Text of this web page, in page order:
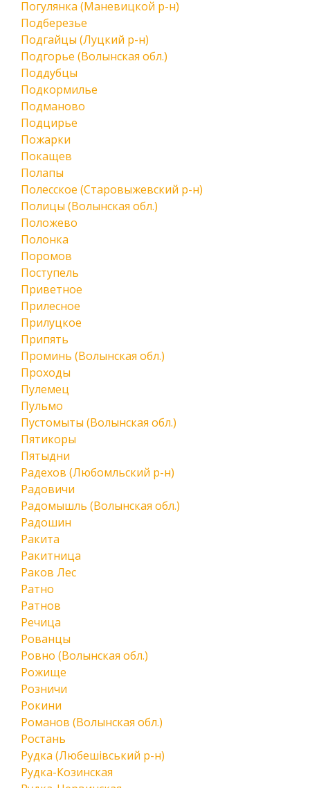
Погулянка (Маневицкой р-н)
Подберезье
Подгайцы (Луцкий р-н)
Подгорье (Волынская обл.)
Поддубцы
Подкормилье
Подманово
Подцирье
Пожарки
Покащев
Полапы
Полесское (Старовыжевский р-н)
Полицы (Волынская обл.)
Положево
Полонка
Поромов
Поступель
Приветное
Прилесное
Прилуцкое
Припять
Проминь (Волынская обл.)
Проходы
Пулемец
Пульмо
Пустомыты (Волынская обл.)
Пятикоры
Пятыдни
Радехов (Любомльский р-н)
Радовичи
Радомышль (Волынская обл.)
Радошин
Ракита
Ракитница
Раков Лес
Ратно
Ратнов
Речица
Рованцы
Ровно (Волынская обл.)
Рожище
Розничи
Рокини
Романов (Волынская обл.)
Ростань
Рудка (Любешівський р-н)
Рудка-Козинская